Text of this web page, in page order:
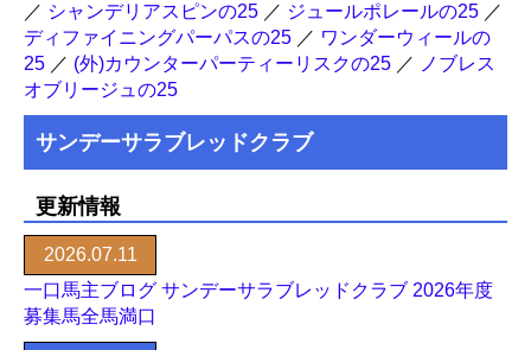
／ シャンデリアスピンの25 ／ ジュールポレールの25 ／
ディファイニングパーパスの25 ／ ワンダーウィールの
25 ／ (外)カウンターパーティーリスクの25 ／ ノブレス
オブリージュの25
サンデーサラブレッドクラブ
更新情報
2026.07.11
一口馬主ブログ サンデーサラブレッドクラブ 2026年度
募集馬全馬満口